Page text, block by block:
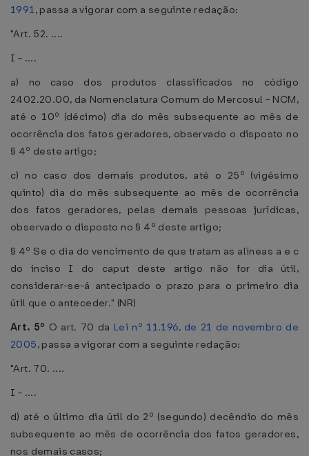
1991, passa a vigorar com a seguinte redação:
"Art. 52. ....
I - ....
a) no caso dos produtos classificados no código
2402.20.00, da Nomenclatura Comum do Mercosul - NCM,
até o 10º (décimo) dia do mês subsequente ao mês de
ocorrência dos fatos geradores, observado o disposto no
§ 4º deste artigo;
c) no caso dos demais produtos, até o 25º (vigésimo
quinto) dia do mês subsequente ao mês de ocorrência
dos fatos geradores, pelas demais pessoas jurídicas,
observado o disposto no § 4º deste artigo;
§ 4º Se o dia do vencimento de que tratam as alíneas a e c
do inciso I do caput deste artigo não for dia útil,
considerar-se-á antecipado o prazo para o primeiro dia
útil que o anteceder." (NR)
Art. 5º O art. 70 da Lei nº 11.196, de 21 de novembro de
2005, passa a vigorar com a seguinte redação:
"Art. 70. ....
I - ....
d) até o último dia útil do 2º (segundo) decêndio do mês
subsequente ao mês de ocorrência dos fatos geradores,
nos demais casos;